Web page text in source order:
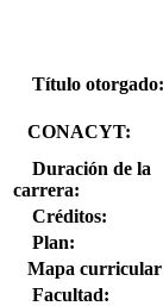
Título otorgado:
CONACYT:
Duración de la
carrera:
Créditos:
Plan:
Mapa
Facultad: